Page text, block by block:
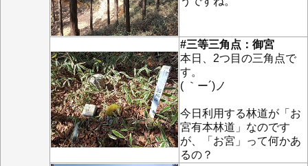
#三等三角点：御宮
本日、2つ目の三角点で
す。
( ｀ー´)ノ
今日利用する林道が「お
宮有本林道」なのです
が、「お宮」って何かあ
るの？